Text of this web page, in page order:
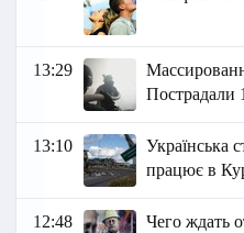
13:29
Пострадали
13:10
Українська
працює в
12:48
Чего ждать